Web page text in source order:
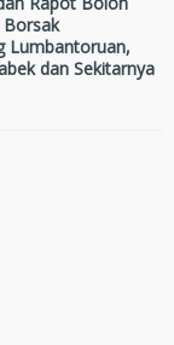
Borsak
Lumbantoruan,
dan Sekitarnya